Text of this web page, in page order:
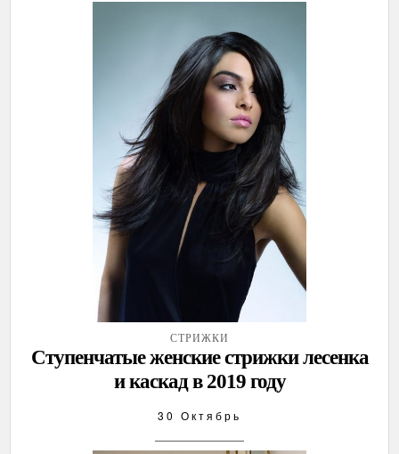
СТРИЖКИ
Ступенчатые женские стрижки лесенка
и каскад в 2019 году
30 Октябрь